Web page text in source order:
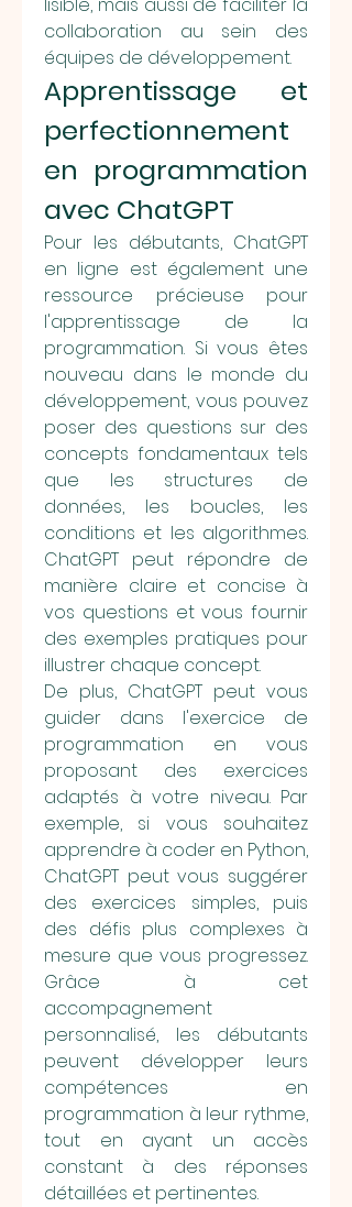
collaboration au sein des
équipes de développement.
Apprentissage et
perfectionnement
en programmation
avec ChatGPT
Pour les débutants, ChatGPT
en ligne est également une
ressource précieuse pour
l'apprentissage de la
programmation. Si vous êtes
nouveau dans le monde du
développement, vous pouvez
poser des questions sur des
concepts fondamentaux tels
que les structures de
données, les boucles, les
conditions et les algorithmes.
ChatGPT peut répondre de
manière claire et concise à
vos questions et vous fournir
des exemples pratiques pour
illustrer chaque concept.
De plus, ChatGPT peut vous
guider dans l'exercice de
programmation en vous
proposant des exercices
adaptés à votre niveau. Par
exemple, si vous souhaitez
apprendre à coder en Python,
ChatGPT peut vous suggérer
des exercices simples, puis
des défis plus complexes à
mesure que vous progressez.
Grâce à cet
accompagnement
personnalisé, les débutants
peuvent développer leurs
compétences en
programmation à leur rythme,
tout en ayant un accès
constant à des réponses
détaillées et pertinentes.